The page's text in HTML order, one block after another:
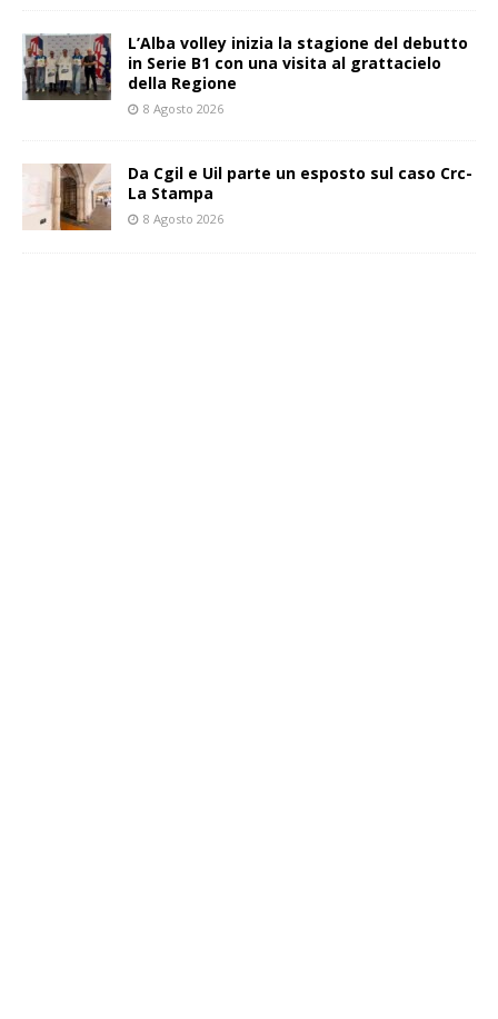
L’Alba volley inizia la stagione del debutto
in Serie B1 con una visita al grattacielo
della Regione
8 Agosto 2026
Da Cgil e Uil parte un esposto sul caso Crc-
La Stampa
8 Agosto 2026